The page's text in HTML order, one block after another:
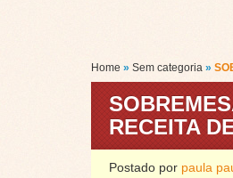
Home » Sem categoria »
RECEITA
Postado por paula